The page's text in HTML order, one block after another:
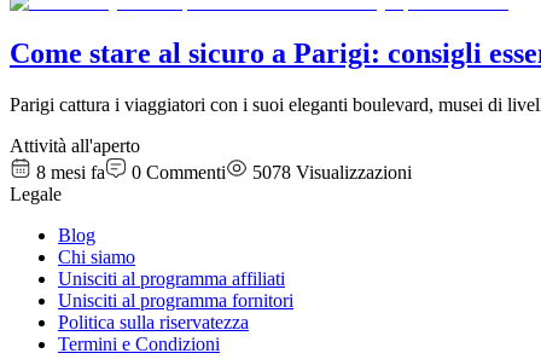
Come stare al sicuro a Parigi: consigli
Parigi cattura i viaggiatori con i suoi eleganti boulevard, musei di
Attività all'aperto
8 mesi fa
0 Commenti 5078 Visualizzazioni
Legale
Blog
Chi siamo
Unisciti al programma affiliati
Unisciti al programma fornitori
Politica sulla riservatezza
Termini e Condizioni